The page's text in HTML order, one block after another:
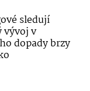
sledují
vývoj v
dopady brzy